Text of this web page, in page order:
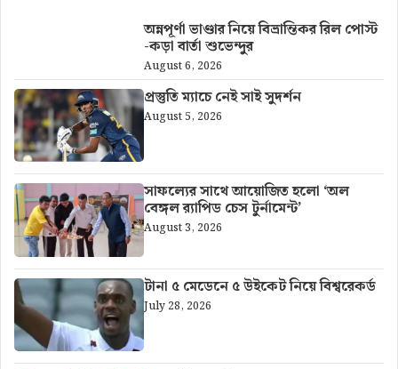
অন্নপূর্ণা ভাণ্ডার নিয়ে বিভ্রান্তিকর রিল পোস্ট
-কড়া বার্তা শুভেন্দুর
August 6, 2026
প্রস্তুতি ম্যাচে নেই সাই সুদর্শন
August 5, 2026
সাফল্যের সাথে আয়োজিত হলো ‘অল
বেঙ্গল র‍্যাপিড চেস টুর্নামেন্ট’
August 3, 2026
টানা ৫ মেডেনে ৫ উইকেট নিয়ে বিশ্বরেকর্ড
July 28, 2026